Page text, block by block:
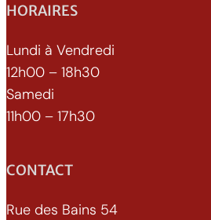
HORAIRES
Lundi à Vendredi
12h00 – 18h30
Samedi
11h00 – 17h30
CONTACT
Rue des Bains 54